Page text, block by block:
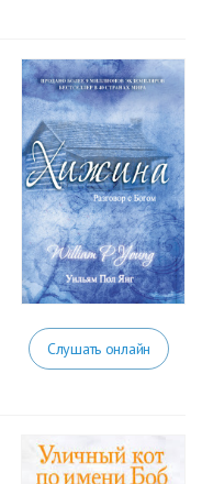
Слушать онлайн